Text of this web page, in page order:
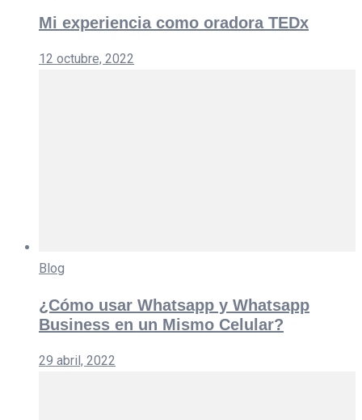
Mi experiencia como oradora TEDx
12 octubre, 2022
Blog
¿Cómo usar Whatsapp y Whatsapp
Business en un Mismo Celular?
29 abril, 2022